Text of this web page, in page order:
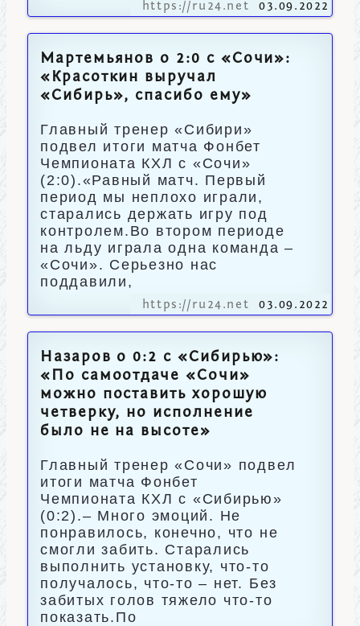
https://ru24.net 03.09.2022
Мартемьянов о 2:0 с «Сочи»:
«Красоткин выручал
«Сибирь», спасибо ему»
Главный тренер «Сибири»
подвел итоги матча Фонбет
Чемпионата КХЛ с «Сочи»
(2:0).«Равный матч. Первый
период мы неплохо играли,
старались держать игру под
контролем.Во втором периоде
на льду играла одна команда –
«Сочи». Серьезно нас
поддавили,
https://ru24.net 03.09.2022
Назаров о 0:2 с «Сибирью»:
«По самоотдаче «Сочи»
можно поставить хорошую
четверку, но исполнение
было не на высоте»
Главный тренер «Сочи» подвел
итоги матча Фонбет
Чемпионата КХЛ с «Сибирью»
(0:2).– Много эмоций. Не
понравилось, конечно, что не
смогли забить. Старались
выполнить установку, что-то
получалось, что-то – нет. Без
забитых голов тяжело что-то
показать.По